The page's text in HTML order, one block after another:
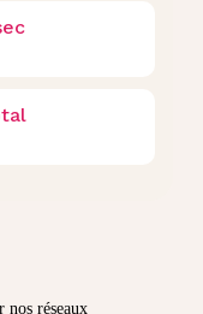
nos réseaux